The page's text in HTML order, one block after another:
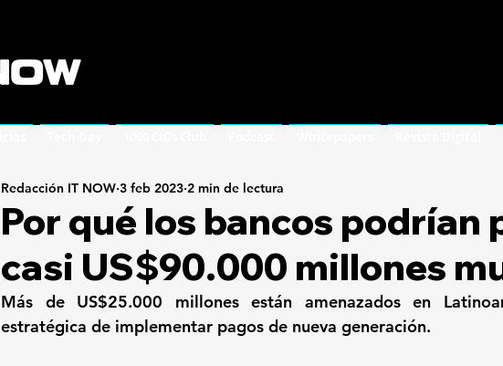
Por qué los bancos podrían
casi US$90.000 millones
Redacción IT NOW 3 feb 2023 2 min de lectura
Más de US$25.000 millones están amenazados en
estratégica de implementar pagos de nueva generación.